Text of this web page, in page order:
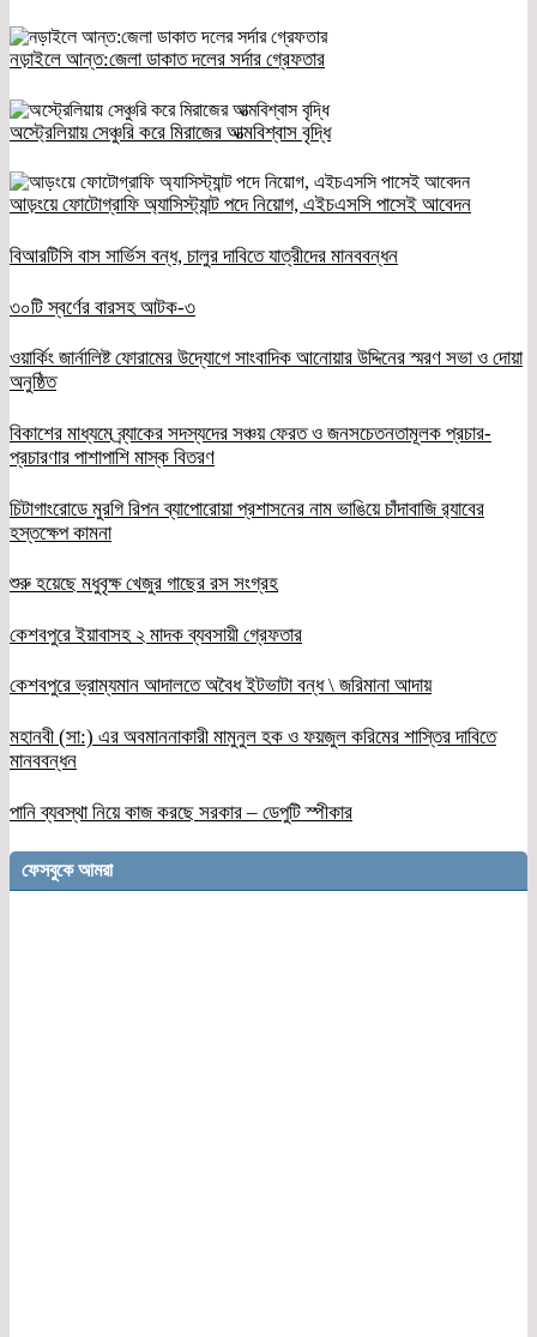
নড়াইলে আন্ত:জেলা ডাকাত দলের সর্দার গ্রেফতার
অস্ট্রেলিয়ায় সেঞ্চুরি করে মিরাজের আত্মবিশ্বাস বৃদ্ধি
আড়ংয়ে ফোটোগ্রাফি অ্যাসিস্ট্যান্ট পদে নিয়োগ, এইচএসসি পাসেই আবেদন
বিআরটিসি বাস সার্ভিস বন্ধ, চালুর দাবিতে যাত্রীদের মানববন্ধন
৩০টি স্বর্ণের বারসহ আটক-৩
ওয়ার্কিং জার্নালিষ্ট ফোরামের উদ্যোগে সাংবাদিক আনোয়ার উদ্দিনের স্মরণ সভা ও দোয়া
অনুষ্ঠিত
বিকাশের মাধ্যমে ব্র্যাকের সদস্যদের সঞ্চয় ফেরত ও জনসচেতনতামূলক প্রচার-
প্রচারণার পাশাপাশি মাস্ক বিতরণ
চিটাগাংরোডে মুরগি রিপন ব্যাপোরোয়া প্রশাসনের নাম ভাঙিয়ে চাঁদাবাজি র‌্যাবের
হস্তক্ষেপ কামনা
শুরু হয়েছে মধুবৃক্ষ খেজুর গাছের রস সংগ্রহ
কেশবপুরে ইয়াবাসহ ২ মাদক ব্যবসায়ী গ্রেফতার
কেশবপুরে ভ্রাম্যমান আদালতে অবৈধ ইটভাটা বন্ধ \ জরিমানা আদায়
মহানবী (সা:) এর অবমাননাকারী মামুনুল হক ও ফয়জুল করিমের শাস্তির দাবিতে
মানববন্ধন
পানি ব্যবস্থা নিয়ে কাজ করছে সরকার – ডেপুটি স্পীকার
ফেসবুকে আমরা